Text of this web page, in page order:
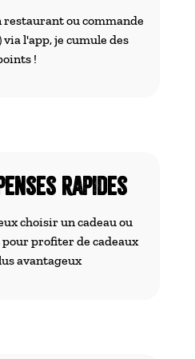
restaurant ou commande
l'app, je cumule des
!
rapides
choisir un cadeau ou
profiter de cadeaux
avantageux